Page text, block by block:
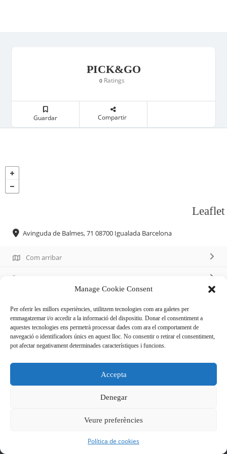
Manage Cookie Consent
Per oferir les millors experiències, utilitzem tecnologies com ara galetes per
emmagatzemar i/o accedir a la informació del dispositiu. Donar el consentiment a
aquestes tecnologies ens permetrà processar dades com ara el comportament de
navegació o identificadors únics en aquest lloc. No consentir o retirar el consentiment,
pot afectar negativament determinades característiques i funcions.
Accepta
Denegar
Veure preferències
Política de cookies
PICK&GO
0 Ratings
Guardar Compartir
Leaflet
Avinguda de Balmes, 71 08700 Igualada Barcelona
Com arribar
Descripció